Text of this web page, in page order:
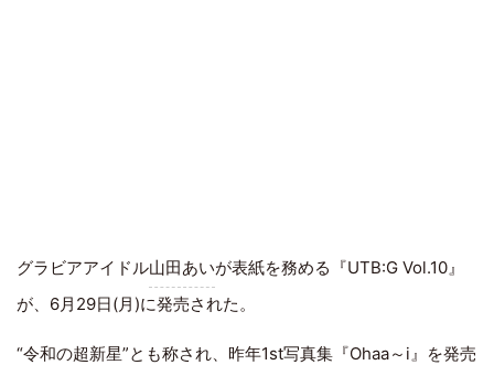
グラビアアイドル山田あいが表紙を務める『UTB:G Vol.10』
が、6月29日(月)に発売された。
“令和の超新星”とも称され、昨年1st写真集『Ohaa～i』を発売